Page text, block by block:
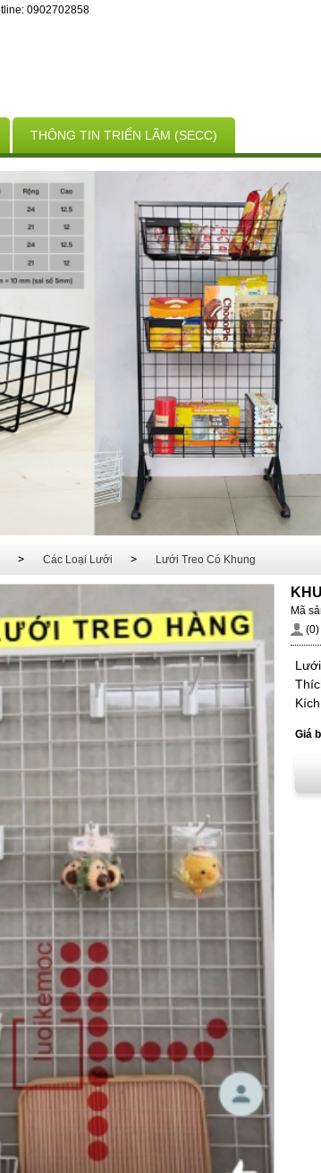
0902702858
THÔNG TIN TRIỂN LÃM (SECC)
Các Loại Lưới Lưới Treo Có Khung
Mã
(0)
Giá